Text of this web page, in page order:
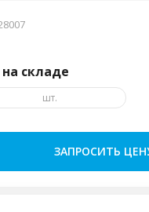
складе
шт.
ЗАПРОСИТЬ